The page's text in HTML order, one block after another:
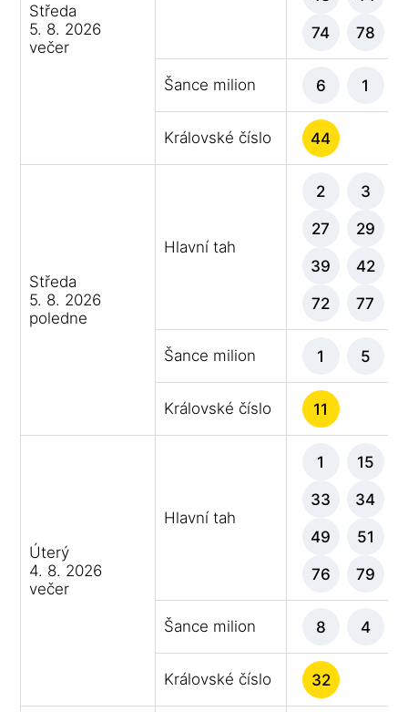
Středa
5. 8. 2026
večer
74 78
Šance milion 6 1
Královské číslo 44
Středa
5. 8. 2026
poledne
Hlavní tah
2 3
27 29
39 42
72 77
Šance milion 1 5
Královské číslo 11
Úterý
4. 8. 2026
večer
Hlavní tah
1 15
33 34
49 51
76 79
Šance milion 8 4
Královské číslo 32